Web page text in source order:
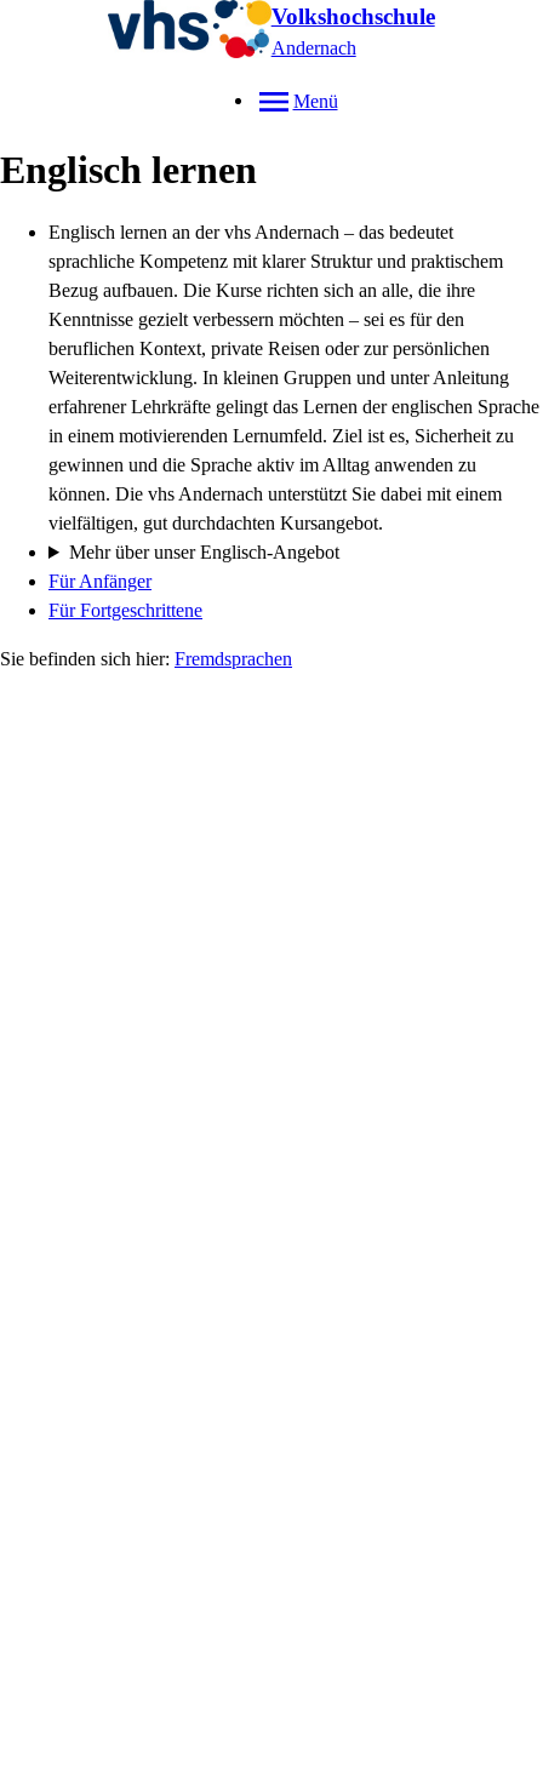
Volkshochschule
Andernach
Menü
Englisch lernen
Englisch lernen an der vhs Andernach – das bedeutet
sprachliche Kompetenz mit klarer Struktur und praktischem
Bezug aufbauen. Die Kurse richten sich an alle, die ihre
Kenntnisse gezielt verbessern möchten – sei es für den
beruflichen Kontext, private Reisen oder zur persönlichen
Weiterentwicklung. In kleinen Gruppen und unter Anleitung
erfahrener Lehrkräfte gelingt das Lernen der englischen Sprache
in einem motivierenden Lernumfeld. Ziel ist es, Sicherheit zu
gewinnen und die Sprache aktiv im Alltag anwenden zu
können. Die vhs Andernach unterstützt Sie dabei mit einem
vielfältigen, gut durchdachten Kursangebot.
Mehr über unser Englisch-Angebot
Für Anfänger
Für Fortgeschrittene
Fremdsprachen